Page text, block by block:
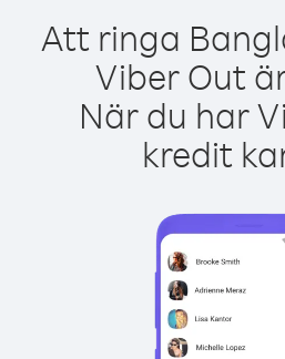
Att ringa
Viber Out
När du har
kredit